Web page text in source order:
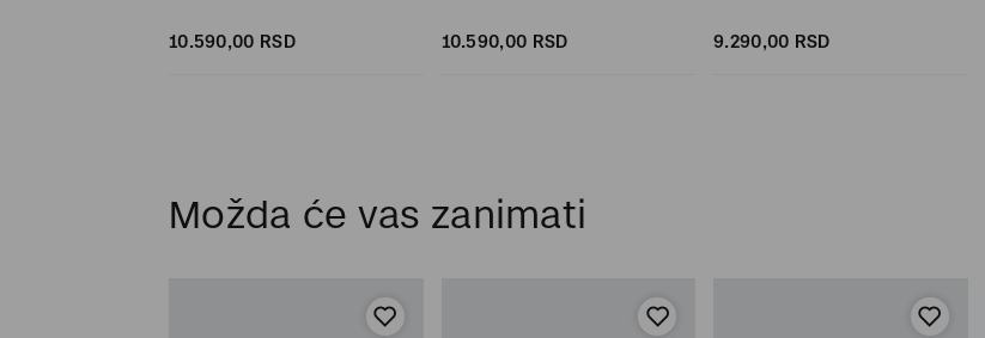
10.590,00 RSD 10.590,00 RSD 9.290,00 RSD
Možda će vas zanimati